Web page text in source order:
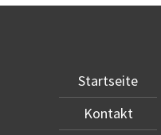
Startseite
Kontakt